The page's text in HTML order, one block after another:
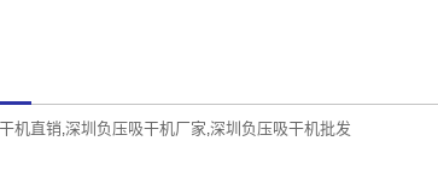
机直销,深圳负压吸干机厂家,深圳负压吸干机批发